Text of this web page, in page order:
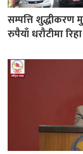
सम्पत्ति शुद्धीकरण
रुपैयाँ धरौटीमा रिहा